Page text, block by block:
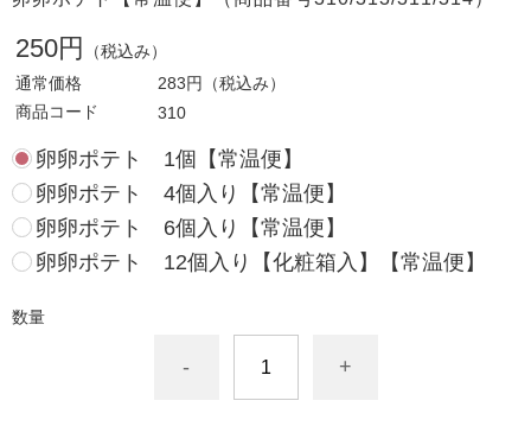
250円
（税込み）
通常価格
283円
（税込み）
商品コード
310
卵卵ポテト 1個【常温便】
卵卵ポテト 4個入り【常温便】
卵卵ポテト 6個入り【常温便】
卵卵ポテト 12個入り【化粧箱入】【常温便】
数量
- +